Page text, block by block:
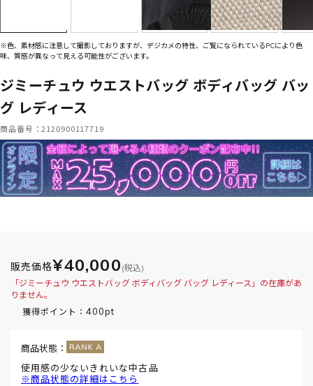
※色、素材感に注意して撮影しておりますが、デジカメの特性、ご覧になられているPCにより色
味、質感が異なって見える可能性がございます。
ジミーチュウ ウエストバッグ ボディバッグ バッ
グ レディース
商品番号：2120900117719
販売価格¥40,000 (税込)
「ジミーチュウ ウエストバッグ ボディバッグ バッグ レディース」の在庫があ
りません。
獲得ポイント： 400pt
商品状態：
使用感の少ないきれいな中古品
※商品状態の詳細はこちら